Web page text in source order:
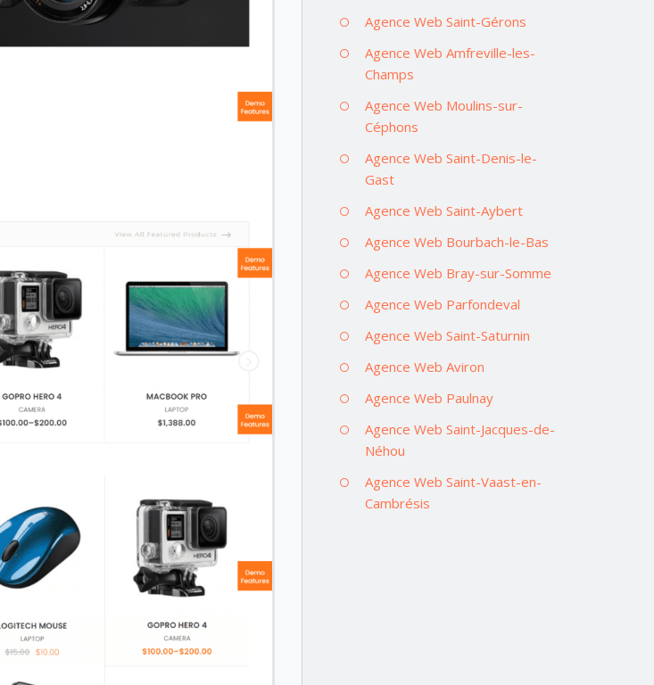
Agence Web Saint-Gérons
Agence Web Amfreville-les-
Champs
Agence Web Moulins-sur-
Céphons
Agence Web Saint-Denis-le-
Gast
Agence Web Saint-Aybert
Agence Web Bourbach-le-Bas
Agence Web Bray-sur-Somme
Agence Web Parfondeval
Agence Web Saint-Saturnin
Agence Web Aviron
Agence Web Paulnay
Agence Web Saint-Jacques-de-
Néhou
Agence Web Saint-Vaast-en-
Cambrésis